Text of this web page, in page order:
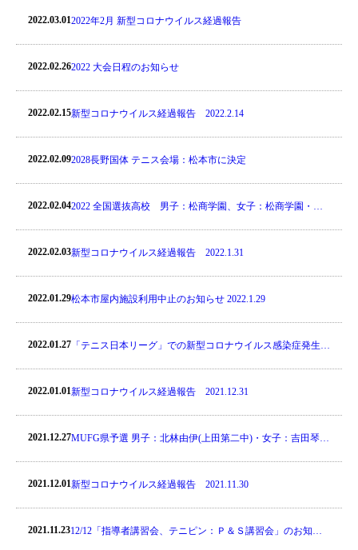
2022.03.012022年2月 新型コロナウイルス経過報告
2022.02.262022 大会日程のお知らせ
2022.02.15新型コロナウイルス経過報告 2022.2.14
2022.02.092028長野国体 テニス会場：松本市に決定
2022.02.042022 全国選抜高校 男子：松商学園、女子：松商学園・松
2022.02.03新型コロナウイルス経過報告 2022.1.31
2022.01.29松本市屋内施設利用中止のお知らせ 2022.1.29
2022.01.27 「テニス日本リーグ」での新型コロナウイルス感染症発生に
2022.01.01新型コロナウイルス経過報告 2021.12.31
2021.12.27MUFG県予選 男子：北林由伊(上田第二中)・女子：吉田琴美
2021.12.01新型コロナウイルス経過報告 2021.11.30
2021.11.2312/12「指導者講習会、テニピン：Ｐ＆Ｓ講習会」のお知ら